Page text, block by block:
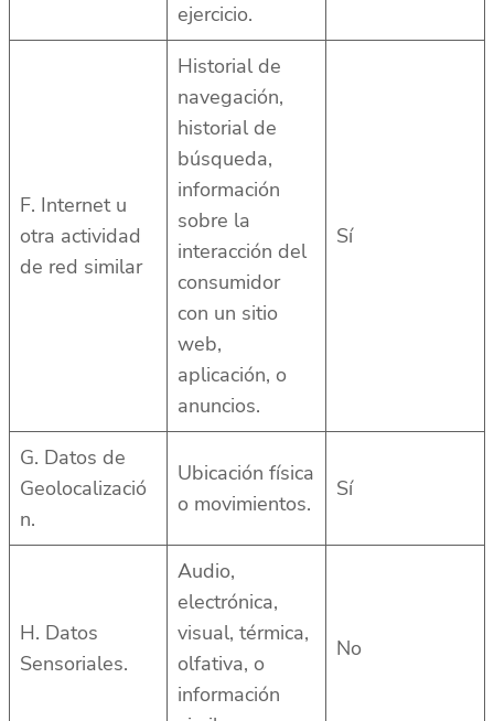
ejercicio.
F. Internet u
otra actividad
de red similar
Historial de
navegación,
historial de
búsqueda,
información
sobre la
interacción del
consumidor
con un sitio
web,
aplicación, o
anuncios.
Sí
G. Datos de
Geolocalizació
n.
Ubicación física
o movimientos.
Sí
H. Datos
Sensoriales.
Audio,
electrónica,
visual, térmica,
olfativa, o
información
No